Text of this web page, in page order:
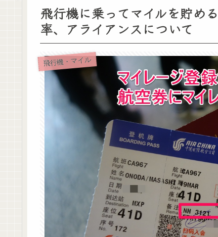
飛行機に乗ってマイルを貯め
率、アライアンスについて
飛行機・マイル